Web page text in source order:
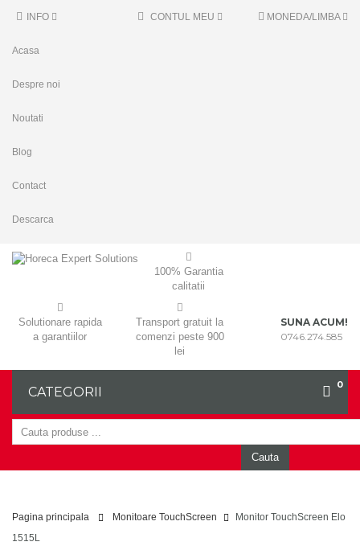
INFO
Acasa
Despre noi
Noutati
Blog
Contact
Descarca
MONEDA/LIMBA
CONTUL MEU
100% Garantia
calitatii
Solutionare rapida
a garantiilor
Transport gratuit la
comenzi peste 900
lei
SUNA ACUM!
0746.274.585
CATEGORII
Cauta
0
Pagina principala Monitoare TouchScreen
Monitor TouchScreen Elo
1515L